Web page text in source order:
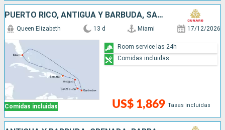
PUERTO RICO, ANTIGUA Y BARBUDA, SANTA LUCIA, BARBADOS, SAN MARTÍN, ESTADOS UNIDOS
Comidas incluidas
Queen Elizabeth 13 d Miami 17/12/2026
US$ 1,869 Tasas incluidas
Room service las 24h
Comidas incluidas